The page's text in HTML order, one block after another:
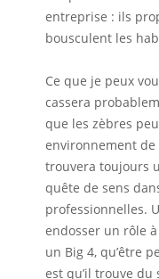
entreprise : ils
bousculent les
Ce que je peux
cassera
que les zèbres
environnement
trouvera toujours
quête de sens
professionnelles.
endosser un rôle
un Big 4, qu’être
est qu’il trouve du